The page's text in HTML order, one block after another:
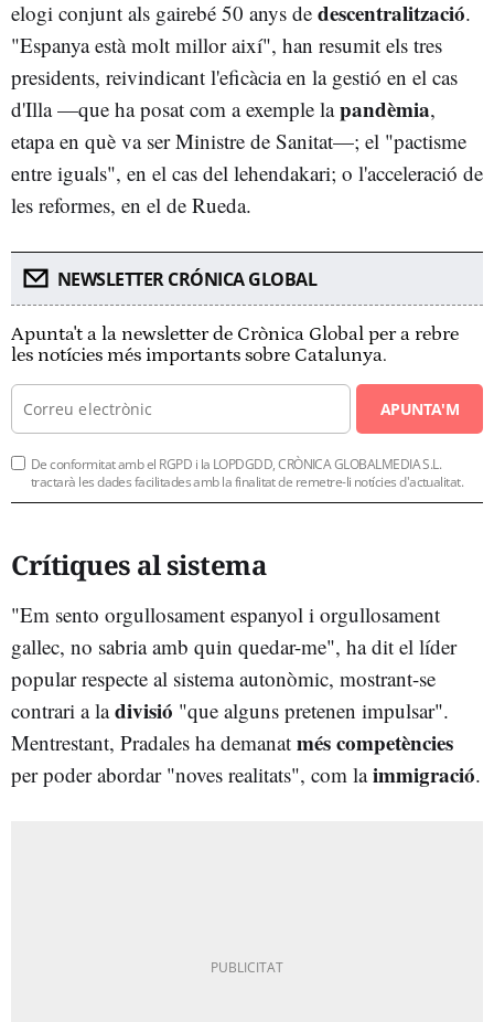
elogi conjunt als gairebé 50 anys de descentralització.
"Espanya està molt millor així", han resumit els tres
presidents, reivindicant l'eficàcia en la gestió en el cas
d'Illa —que ha posat com a exemple lapandèmia,
etapa en què va ser Ministre de Sanitat—; el "pactisme
entre iguals", en el cas del lehendakari; o l'acceleració de
les reformes, en el de Rueda.
NEWSLETTER CRÓNICA GLOBAL
Apunta't a la newsletter de Crònica Global per a rebre
les notícies més importants sobre Catalunya.
APUNTA'M
De conformitat amb el RGPD i la LOPDGDD, CRÒNICA GLOBALMEDIA S.L.
tractarà les dades facilitades amb la finalitat de remetre-li notícies d'actualitat.
Crítiques al sistema
"Em sento orgullosament espanyol i orgullosament
gallec, no sabria amb quin quedar-me", ha dit el líder
popular respecte al sistema autonòmic, mostrant-se
contrari a ladivisió "que alguns pretenen impulsar".
Mentrestant, Pradales ha demanat més competències
per poder abordar "noves realitats", com laimmigració.